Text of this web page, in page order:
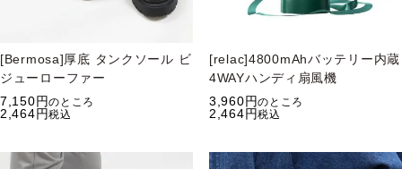
[Bermosa]厚底 タンクソール ビ
ジューローファー
7,150
のところ
2,464 税込
[relac]4800mAhバッテリー内蔵
4WAYハンディ扇風機
3,960
のところ
2,464 税込